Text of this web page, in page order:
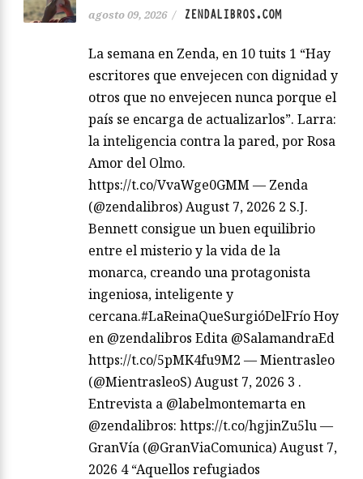
agosto 09, 2026 / ZENDALIBROS.COM
La semana en Zenda, en 10 tuits 1 “Hay
escritores que envejecen con dignidad y
otros que no envejecen nunca porque el
país se encarga de actualizarlos”. Larra:
la inteligencia contra la pared, por Rosa
Amor del Olmo.
https://t.co/VvaWge0GMM — Zenda
(@zendalibros) August 7, 2026 2 S.J.
Bennett consigue un buen equilibrio
entre el misterio y la vida de la
monarca, creando una protagonista
ingeniosa, inteligente y
cercana.#LaReinaQueSurgióDelFrío Hoy
en @zendalibros Edita @SalamandraEd
https://t.co/5pMK4fu9M2 — Mientrasleo
(@MientrasleoS) August 7, 2026 3 .
Entrevista a @labelmontemarta en
@zendalibros: https://t.co/hgjinZu5lu —
GranVía (@GranViaComunica) August 7,
2026 4 “Aquellos refugiados